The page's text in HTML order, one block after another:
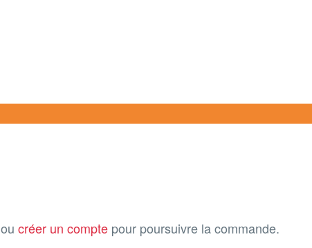
ou créer un compte pour poursuivre la commande.